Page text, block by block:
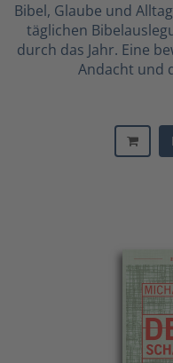
Bibel, Glaube und
täglichen
durch das Jahr. Eine
Andacht und